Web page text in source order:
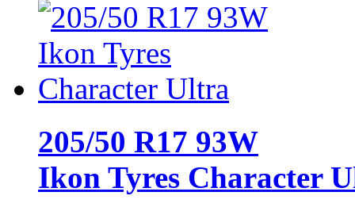
205/50 R17 93W
Ikon Tyres Character